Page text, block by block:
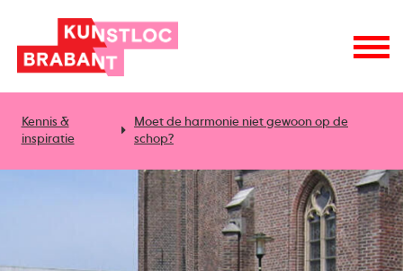
Kennis &
inspiratie
Moet de harmonie niet gewoon op de
schop?